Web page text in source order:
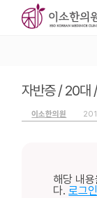
자반증 / 20대
이소한의원
해당 내
다.로그인